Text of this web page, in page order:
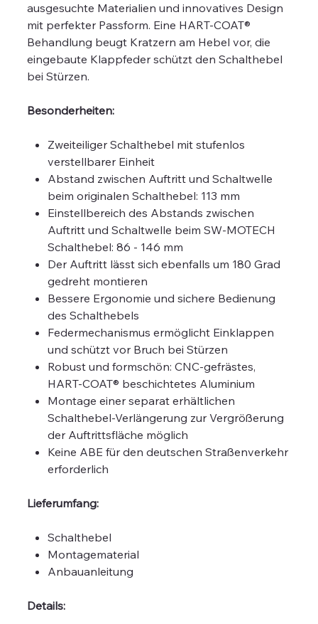
ausgesuchte Materialien und innovatives Design
mit perfekter Passform. Eine HART-COAT®
Behandlung beugt Kratzern am Hebel vor, die
eingebaute Klappfeder schützt den Schalthebel
bei Stürzen.
Besonderheiten:
Zweiteiliger Schalthebel mit stufenlos
verstellbarer Einheit
Abstand zwischen Auftritt und Schaltwelle
beim originalen Schalthebel: 113 mm
Einstellbereich des Abstands zwischen
Auftritt und Schaltwelle beim SW-MOTECH
Schalthebel: 86 - 146 mm
Der Auftritt lässt sich ebenfalls um 180 Grad
gedreht montieren
Bessere Ergonomie und sichere Bedienung
des Schalthebels
Federmechanismus ermöglicht Einklappen
und schützt vor Bruch bei Stürzen
Robust und formschön: CNC-gefrästes,
HART-COAT® beschichtetes Aluminium
Montage einer separat erhältlichen
Schalthebel-Verlängerung zur Vergrößerung
der Auftrittsfläche möglich
Keine ABE für den deutschen Straßenverkehr
erforderlich
Lieferumfang:
Schalthebel
Montagematerial
Anbauanleitung
Details: